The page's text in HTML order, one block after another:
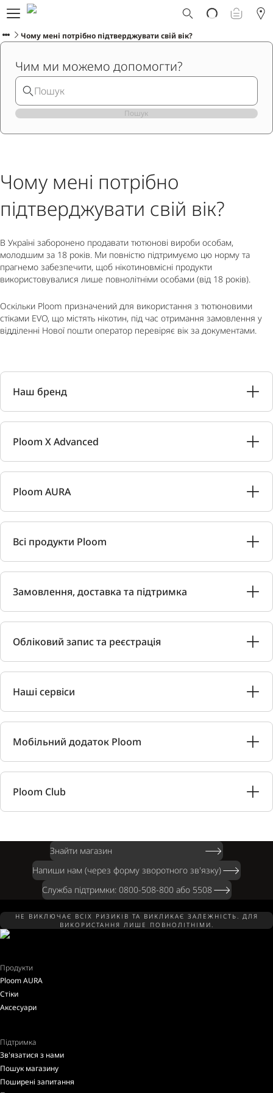
Що таке Ploom AURA?
Каталог
Програма Смарт Апгрейд
Служба підтримки Ploom
Прокат пристрою Ploom AURA
Фірмові магазини
УКРАЇНСЬКА
Чому мені потрібно підтверджувати свій вік?
Чим ми можемо допомогти?
Пошук
Чому мені потрібно
підтверджувати свій вік?
В Україні заборонено продавати тютюнові вироби особам,
молодшим за 18 років. Ми повністю підтримуємо цю норму та
прагнемо забезпечити, щоб нікотиновмісні продукти
використовувалися лише повнолітніми особами (від 18 років).
Оскільки Ploom призначений для використання з тютюновими
стіками EVO, що містять нікотин, під час отримання замовлення у
відділенні Нової пошти оператор перевіряє вік за документами.
Наш бренд
Ploom X Advanced
Ploom AURA
Всі продукти Ploom
Замовлення, доставка та підтримка
Обліковий запис та реєстрація
Наші сервіси
Мобільний додаток Ploom
Ploom Club
Знайти магазин
Напиши нам (через форму зворотного зв'язку)
Служба підтримки: 0800-508-800 або 5508
НЕ ВИКЛЮЧАЄ ВСІХ РИЗИКІВ ТА ВИКЛИКАЄ ЗАЛЕЖНІСТЬ. ДЛЯ
ВИКОРИСТАННЯ ЛИШЕ ПОВНОЛІТНІМИ.
Продукти
Ploom AURA
Стіки
Аксесуари
Підтримка
Зв'язатися з нами
Пошук магазину
Поширені запитання